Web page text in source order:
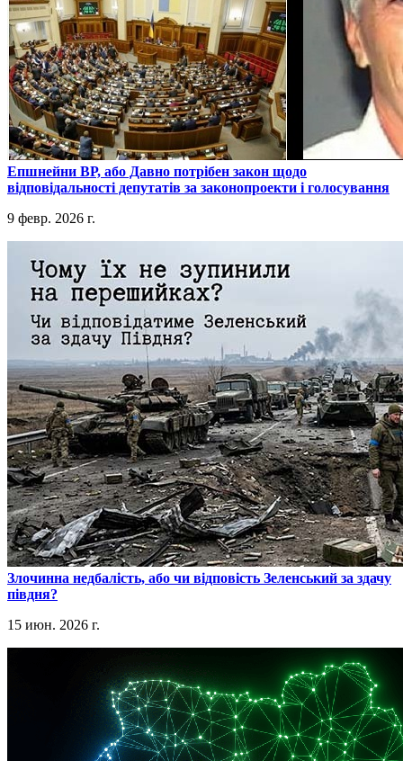
​Епшнейни ВР, або Давно потрібен закон щодо
відповідальності депутатів за законопроекти і голосування
9 февр. 2026 г.
​Злочинна недбалість, або чи відповість Зеленський за здачу
півдня?
15 июн. 2026 г.